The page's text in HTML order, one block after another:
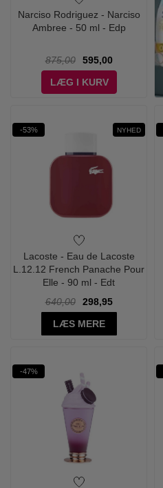
Narciso Rodriguez - Narciso
Ambree - 50 ml - Edp
875,00
595,00
LÆG I KURV
-53% NYHED
Lacoste - Eau de Lacoste
L.12.12 French Panache Pour
Elle - 90 ml - Edt
640,00
298,95
LÆS MERE
-47%